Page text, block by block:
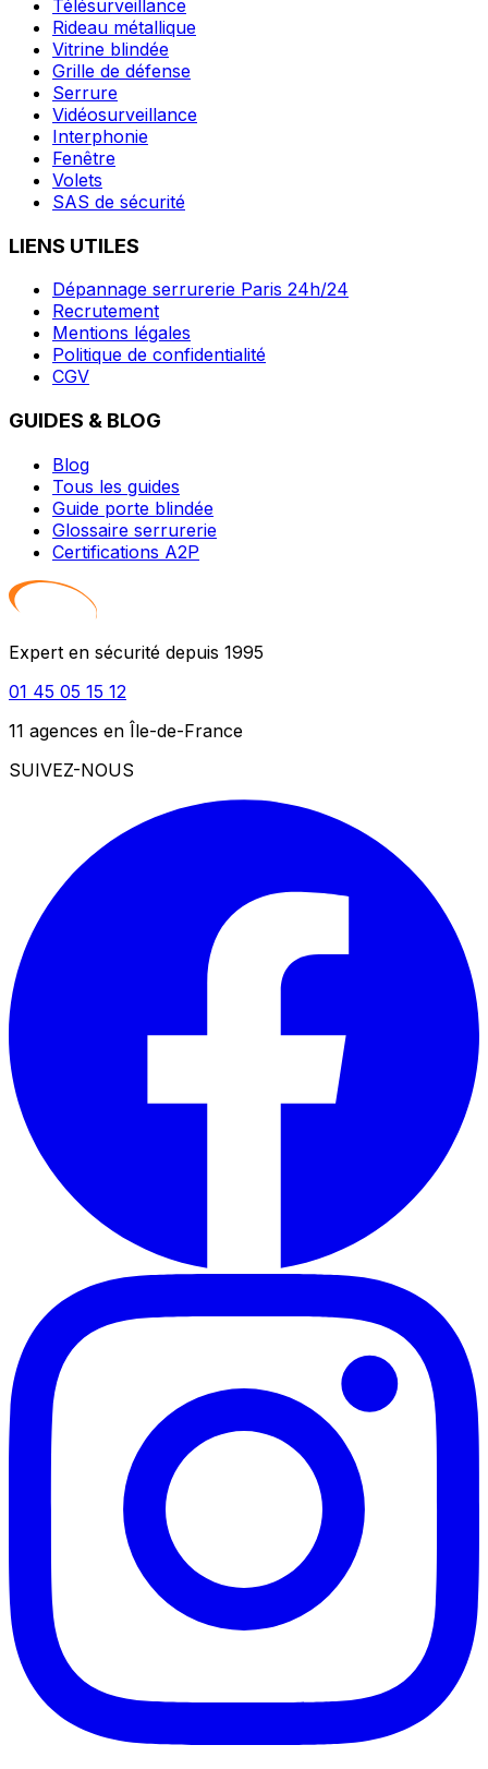
Télésurveillance
Rideau métallique
Vitrine blindée
Grille de défense
Serrure
Vidéosurveillance
Interphonie
Fenêtre
Volets
SAS de sécurité
LIENS UTILES
Dépannage serrurerie Paris 24h/24
Recrutement
Mentions légales
Politique de confidentialité
CGV
GUIDES & BLOG
Blog
Tous les guides
Guide porte blindée
Glossaire serrurerie
Certifications A2P
Expert en sécurité depuis 1995
01 45 05 15 12
11 agences en Île-de-France
SUIVEZ-NOUS